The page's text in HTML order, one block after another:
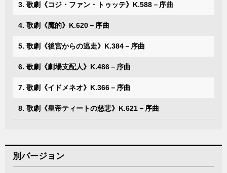
3. 歌劇《コジ・ファン・トゥッテ》K.588－序曲
4. 歌劇《魔的》K.620－序曲
5. 歌劇《後宮からの逃走》K.384－序曲
6. 歌劇《劇場支配人》K.486－序曲
7. 歌劇《イドメネオ》K.366－序曲
8. 歌劇《皇帝ティートの慈悲》K.621－序曲
別バージョン